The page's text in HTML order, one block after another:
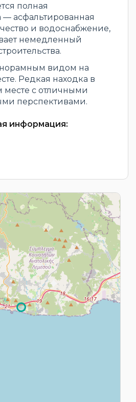
полная
— асфальтированная
и водоснабжение,
немедленный
видом на
Редкая находка в
месте с отличными
перспективами.
информация: